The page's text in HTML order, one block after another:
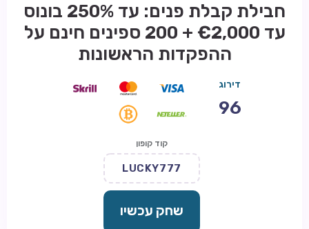
חבילת קבלת פנים: עד 250% בונוס
עד €2,000 + 200 ספינים חינם על
ההפקדות הראשונות
דירוג
96
קוד קופון
LUCKY777
שחק עכשיו